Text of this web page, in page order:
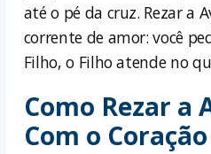
até o pé da cruz. Rezar a
corrente de amor: você
Filho, o Filho atende no
Como Rezar a
Com o Coração